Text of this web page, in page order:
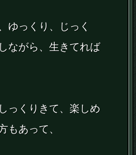
ゆっくり、じっく
ながら、生きてれば
っくりきて、楽しめ
もあって、